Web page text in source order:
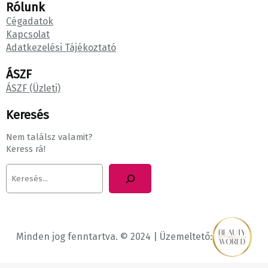
Rólunk
Cégadatok
Kapcsolat
Adatkezelési Tájékoztató
ÁSZF
ÁSZF (Üzleti)
Keresés
Nem találsz valamit?
Keress rá!
e
r
é
Minden jog fenntartva. © 2024 | Üzemeltető: